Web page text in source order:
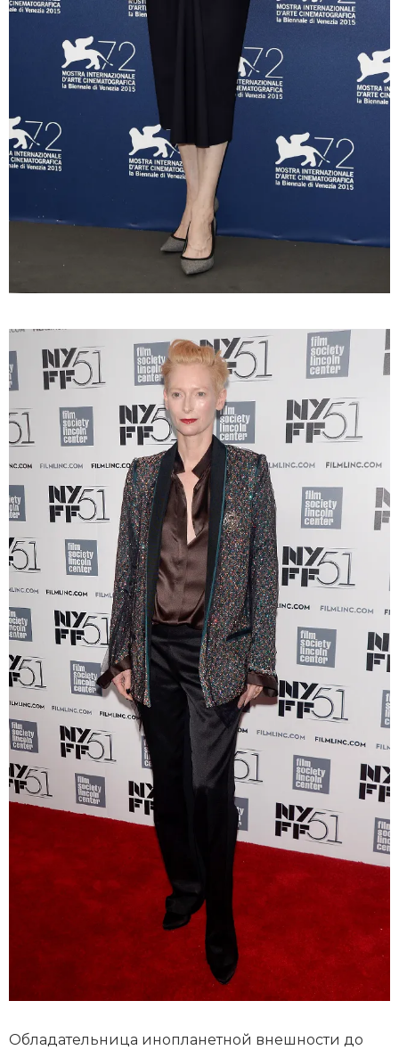
Обладательница инопланетной внешности до